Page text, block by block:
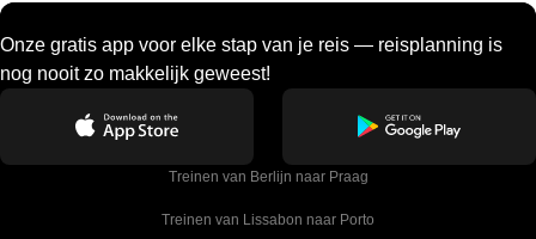
Onze gratis app voor elke stap van je reis — reisplanning is
nog nooit zo makkelijk geweest!
Treinen van Berlijn naar Praag
Treinen van Lissabon naar Porto